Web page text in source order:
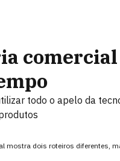
todo o apelo da
mostra dois roteiros diferentes,